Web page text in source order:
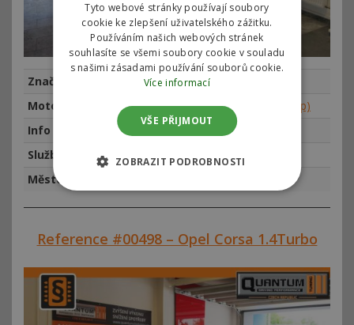
Značka
Motor
Opel Vivaro 1.6 CDTi Bi-Turbo 107kw (145hp)
Info
najeto 1775 km, rok výroby 2019
Služba
Chiptuning
Město
Reference #00498 – Opel Corsa 1.4Turbo
Tyto webové stránky používají soubory
cookie ke zlepšení uživatelského zážitku.
Používáním našich webových stránek
souhlasíte se všemi soubory cookie v souladu
s našimi zásadami používání souborů cookie.
Více informací
VŠE PŘIJMOUT
ZOBRAZIT PODROBNOSTI